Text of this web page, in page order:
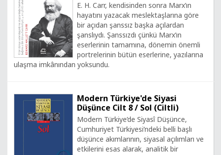
E. H. Carr, kendisinden sonra Marx’ın
hayatını yazacak meslektaşlarına göre
bir açıdan şanssız başka açılardan
şanslıydı. Şanssızdı çünkü Marx’ın
eserlerinin tamamına, dönemin önemli
portrelerinin bütün eserlerine, yazılarına
ulaşma imkânından yoksundu.
Modern Türkiye'de Siyasi
Düşünce Cilt 8 / Sol (Ciltli)
Modern Türkiye’de Siyasî Düşünce,
Cumhuriyet Türkiyesi’ndeki belli başlı
düşünce akımlarının, siyasal açılımları ve
etkilerini esas alarak, analitik bir